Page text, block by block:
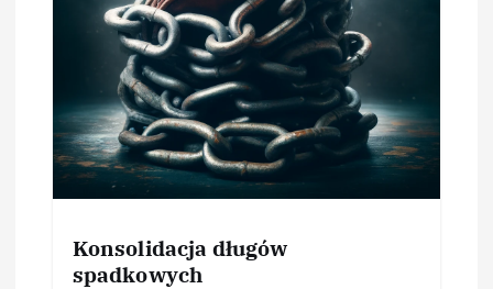
Konsolidacja długów
spadkowych